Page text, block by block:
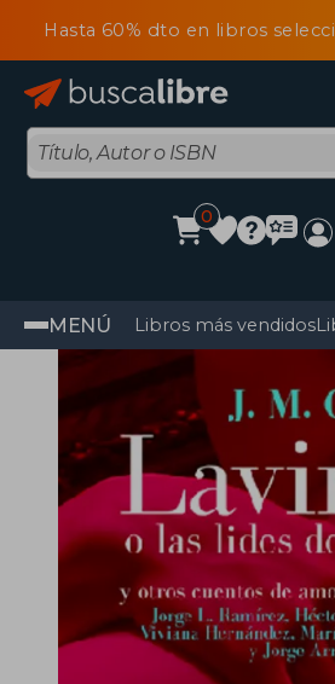
Hasta 60% dto en libros
0
MENÚ Libros más vendidos